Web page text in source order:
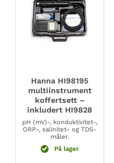
Hanna HI98195
multiinstrument
koffertsett –
inkludert HI9828
pH (mV)-, konduktivitet-,
ORP-, salinitet- og TDS-
måler.
På lager